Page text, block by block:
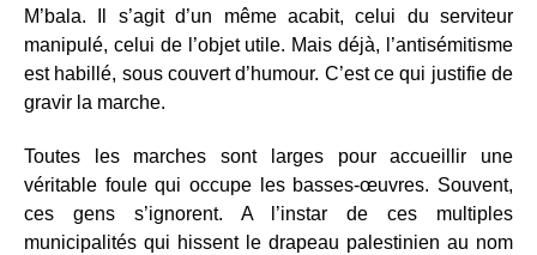
M’bala. Il s’agit d’un même acabit, celui du serviteur
manipulé, celui de l’objet utile. Mais déjà, l’antisémitisme
est habillé, sous couvert d’humour. C’est ce qui justifie de
gravir la marche.
Toutes les marches sont larges pour accueillir une
véritable foule qui occupe les basses-œuvres. Souvent,
ces gens s’ignorent. A l’instar de ces multiples
municipalités qui hissent le drapeau palestinien au nom